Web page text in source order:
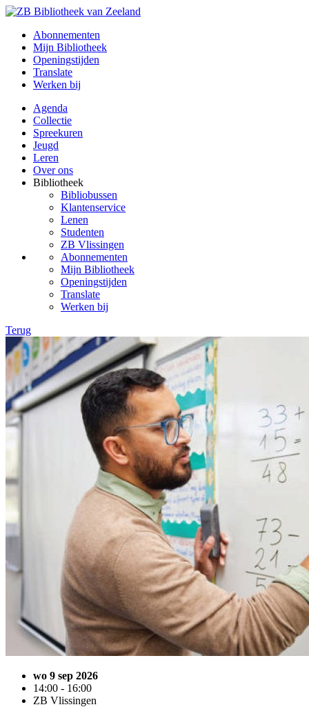
Abonnementen
Mijn Bibliotheek
Openingstijden
Translate
Werken bij
Agenda
Collectie
Spreekuren
Jeugd
Leren
Over ons
Bibliotheek
Bibliobussen
Klantenservice
Lenen
Studenten
ZB Vlissingen
Abonnementen
Mijn Bibliotheek
Openingstijden
Translate
Werken bij
Terug
wo 9 sep 2026
14:00 - 16:00
ZB Vlissingen